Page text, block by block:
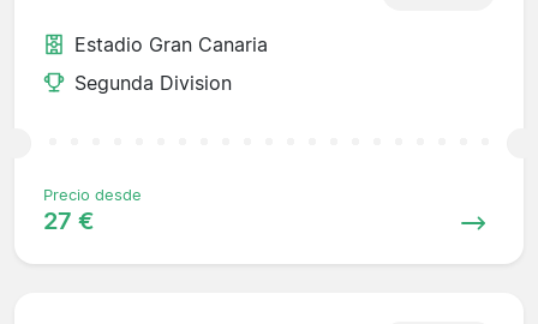
Estadio Gran Canaria
Segunda Division
Precio desde
27 €